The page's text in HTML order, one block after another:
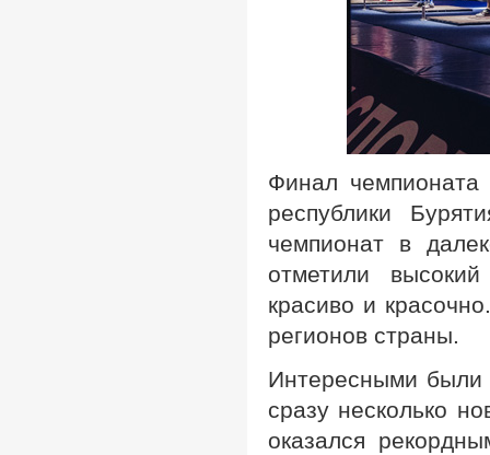
Финал
республики
чемпионат в
отметили
красиво и
регионов страны.
Интересными были
сразу несколько
оказался